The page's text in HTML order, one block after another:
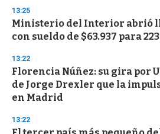
d
s
o
f
3
s
e
c
o
d
s
13:25
Ministerio del Interior abrió
con sueldo de $63.937 para
13:22
Florencia Núñez: su gira por
de Jorge Drexler que la
en Madrid
13:22